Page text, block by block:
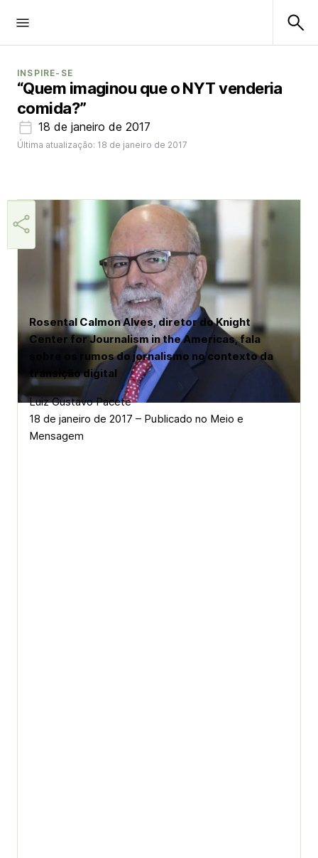
INSPIRE-SE
“Quem imaginou que o NYT venderia
comida?”
18 de janeiro de 2017
Última atualização: 18 de janeiro de 2017
Aner
Rosental Calmon Alves, diretor do Knight
Center for Journalism in the Americas, fala
sobre os rumos do jornalismo no contexto da
transição digital
Luiz Gustavo Pacete
18 de janeiro de 2017 – Publicado no Meio e
Mensagem